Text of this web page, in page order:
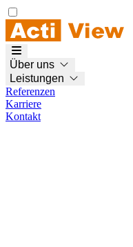
Über uns
Leistungen
Referenzen
Karriere
Kontakt